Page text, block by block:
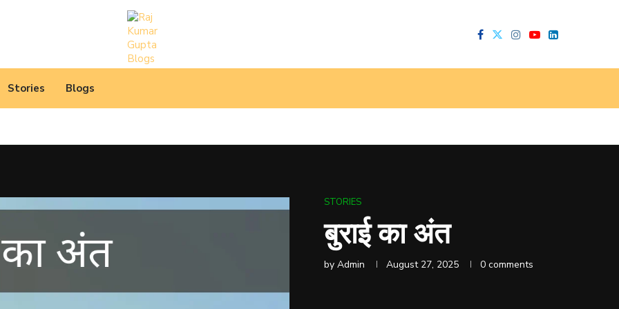
Stories Blogs
उपयुक्त, दिल को छू...
STORIES
बुराई का अंत
by Admin August 27, 2025 0 comments